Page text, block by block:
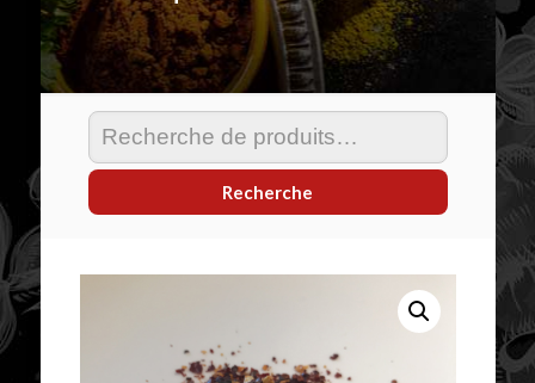
Recherche
pour :
Recherche